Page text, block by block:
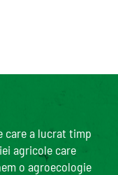
care a lucrat timp
agricole care
o agroecologie